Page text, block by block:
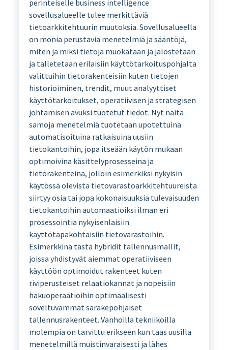
perinteiselle business intelligence
sovellusalueelle tulee merkittäviä
tietoarkkitehtuurin muutoksia. Sovellusalueella
on monia perustavia menetelmiä ja sääntöjä,
miten ja miksi tietoja muokataan ja jalostetaan
ja talletetaan erilaisiin käyttötarkoituspohjalta
valittuihin tietorakenteisiin kuten tietojen
historioiminen, trendit, muut analyyttiset
käyttötarkoitukset, operatiivisen ja strategisen
johtamisen avuksi tuotetut tiedot. Nyt näitä
samoja menetelmiä tuotetaan upotettuina
automatisoituina ratkaisuina uusiin
tietokantoihin, jopa itseään käytön mukaan
optimoivina käsittelyprosesseina ja
tietorakenteina, jolloin esimerkiksi nykyisin
käytössä olevista tietovarastoarkkitehtuureista
siirtyy osia tai jopa kokonaisuuksia tulevaisuuden
tietokantoihin automaatioiksi ilman eri
prosessointia nykyisenlaisiin
käyttötapakohtaisiin tietovarastoihin.
Esimerkkinä tästä hybridit tallennusmallit,
joissa yhdistyvät aiemmat operatiiviseen
käyttöön optimoidut rakenteet kuten
riviperusteiset relaatiokannat ja nopeisiin
hakuoperaatioihin optimaalisesti
soveltuvammat sarakepohjaiset
tallennusrakenteet. Vanhoilla tekniikoilla
molempia on tarvittu erikseen kun taas uusilla
menetelmillä muistinvaraisesti ja lähes